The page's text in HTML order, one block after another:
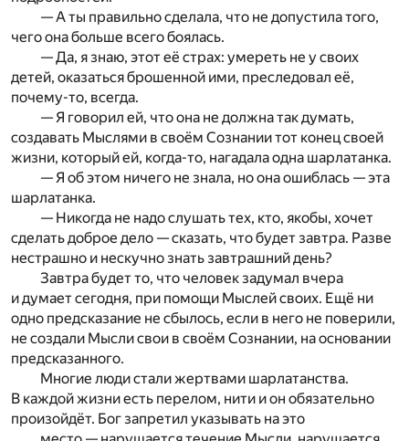
— А ты правильно сделала, что не допустила того,
чего она больше всего боялась.
— Да, я знаю, этот её страх: умереть не у своих
детей, оказаться брошенной ими, преследовал её,
почему-то, всегда.
— Я говорил ей, что она не должна так думать,
создавать Мыслями в своём Сознании тот конец своей
жизни, который ей, когда-то, нагадала одна шарлатанка.
— Я об этом ничего не знала, но она ошиблась — эта
шарлатанка.
— Никогда не надо слушать тех, кто, якобы, хочет
сделать доброе дело — сказать, что будет завтра. Разве
нестрашно и нескучно знать завтрашний день?
Завтра будет то, что человек задумал вчера
и думает сегодня, при помощи Мыслей своих. Ещё ни
одно предсказание не сбылось, если в него не поверили,
не создали Мысли свои в своём Сознании, на основании
предсказанного.
Многие люди стали жертвами шарлатанства.
В каждой жизни есть перелом, нити и он обязательно
произойдёт. Бог запретил указывать на это